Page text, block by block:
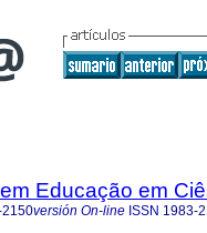
Educação em
2150versión On-line ISSN 1983-